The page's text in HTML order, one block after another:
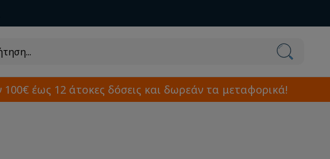
έως 12 άτοκες δόσεις και δωρεάν τα μεταφορικά!